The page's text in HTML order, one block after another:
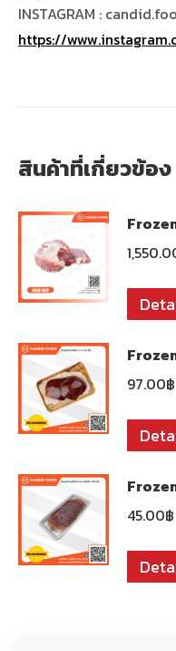
INSTAGRAM :
https://
สินค้าที่เกี่ยวข้อง
97.00฿
45.00฿